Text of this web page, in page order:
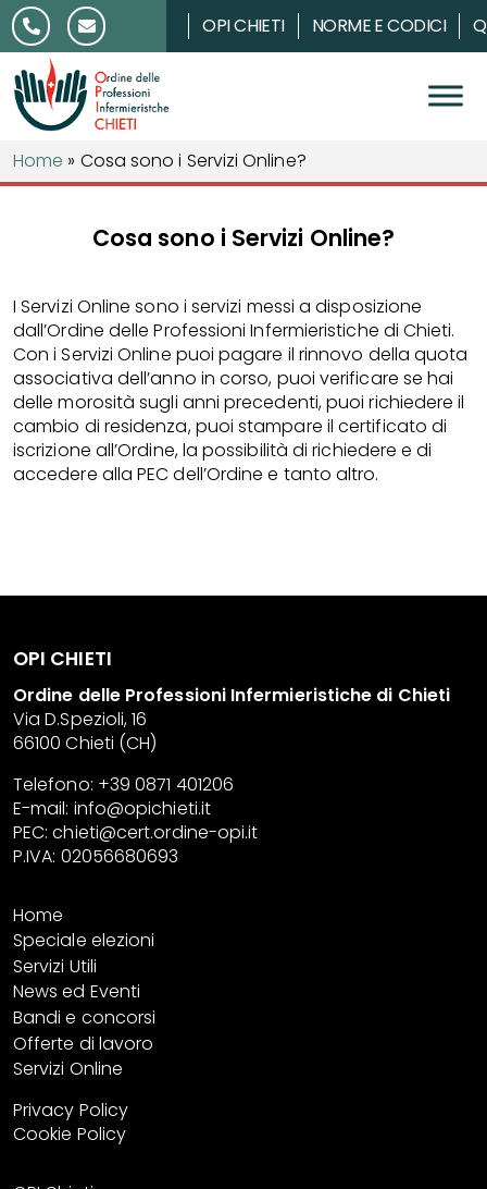
Salta al contenuto
OPI CHIETI NORME E CODICI
Home » Cosa sono i Servizi Online?
Cosa sono i Servizi Online?
I Servizi Online sono i servizi messi a disposizione
dall’Ordine delle Professioni Infermieristiche di Chieti.
Con i Servizi Online puoi pagare il rinnovo della quota
associativa dell’anno in corso, puoi verificare se hai
delle morosità sugli anni precedenti, puoi richiedere il
cambio di residenza, puoi stampare il certificato di
iscrizione all’Ordine, la possibilità di richiedere e di
accedere alla PEC dell’Ordine e tanto altro.
OPI CHIETI
Ordine delle Professioni Infermieristiche di Chieti
Via D.Spezioli, 16
66100 Chieti (CH)
Telefono: +39 0871 401206
E-mail: info@opichieti.it
PEC:chieti@cert.ordine-opi.it
P.IVA: 02056680693
Home
Speciale elezioni
Servizi Utili
News ed Eventi
Bandi e concorsi
Offerte di lavoro
Servizi Online
Privacy Policy
Cookie Policy